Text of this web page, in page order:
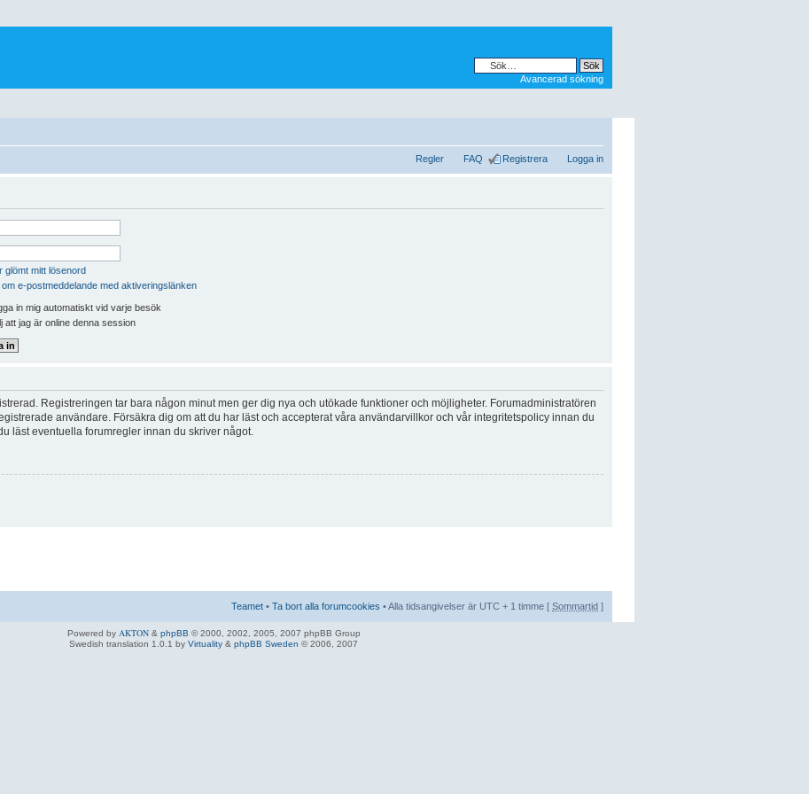
Avancerad sökning
Regler FAQ Registrera Logga in
glömt mitt lösenord
e-postmeddelande med aktiveringslänken
in mig automatiskt vid varje besök
att jag är online denna session
Registreringen tar bara någon minut men ger dig nya och utökade funktioner och möjligheter. Forumadministratören
användare. Försäkra dig om att du har läst och accepterat våra användarvillkor och vår integritetspolicy innan du
läst eventuella forumregler innan du skriver något.
Teamet • Ta bort alla forumcookies • Alla tidsangivelser är UTC + 1 timme [ Sommartid ]
Powered by AKTON& phpBB © 2000, 2002, 2005, 2007 phpBB Group
Swedish translation 1.0.1 by Virtuality & phpBB Sweden © 2006, 2007